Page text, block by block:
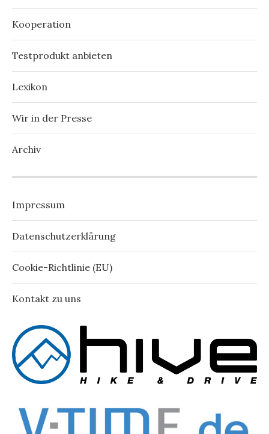
Kooperation
Testprodukt anbieten
Lexikon
Wir in der Presse
Archiv
Impressum
Datenschutzerklärung
Cookie-Richtlinie (EU)
Kontakt zu uns